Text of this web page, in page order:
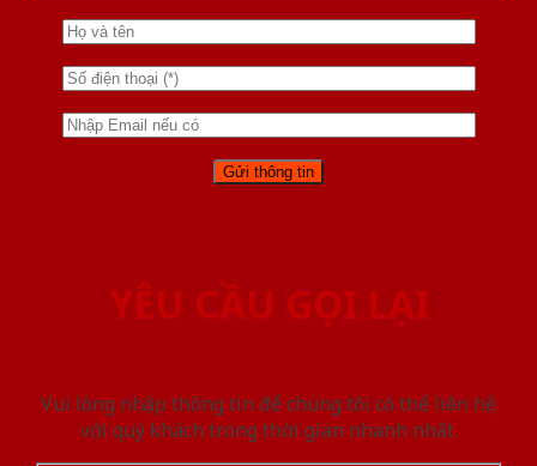
YÊU CẦU GỌI LẠI
Vui lòng nhập thông tin để chúng tôi có thể liên hệ
với quý khách trong thời gian nhanh nhất.